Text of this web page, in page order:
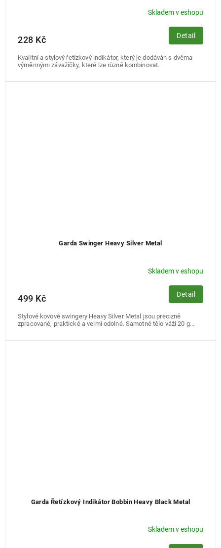
Skladem v eshopu
228 Kč Detail
Kvalitní a stylový řetízkový indikátor, který je dodáván s dvěma
výměnnými závažíčky, které lze různě kombinovat.
Garda Swinger Heavy Silver Metal
Skladem v eshopu
499 Kč Detail
Stylové kovové swingery Heavy Silver Metal jsou precizně
zpracované, praktické a velmi odolné. Samotné tělo váží 20 g...
Garda Řetízkový Indikátor Bobbin Heavy Black Metal
Skladem v eshopu